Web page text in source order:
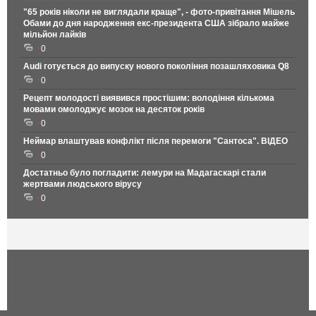
"65 років ніколи не виглядали краще", - фото-привітання Мішель
Обами до дня народження екс-президента США зібрало майже
мільйон лайків
0
Audi готується до випуску нового покоління позашляховика Q8
0
Рецепт молодості виявився простішим: володіння кількома
мовами омолоджує мозок на десяток років
0
Неймар влаштував конфлікт після перемоги "Сантоса". ВІДЕО
0
Достатньо було погладити: лемури на Мадагаскарі стали
жертвами людського вірусу
0